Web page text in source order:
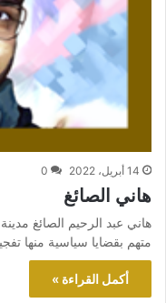
14 أبريل، 2022 0
هاني الصائغ
متهم بقضايا سياسية منها
أكمل القراءة »